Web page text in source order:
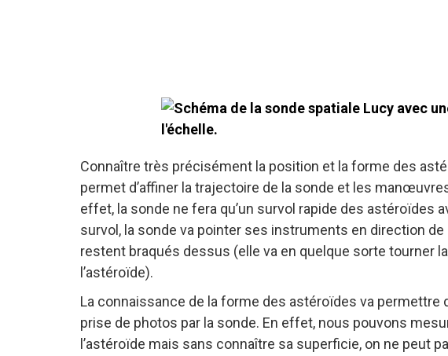
Connaître très précisément la position et la forme des
permet d’affiner la trajectoire de la sonde et les
effet, la sonde ne fera qu’un survol rapide des astéroïdes
survol, la sonde va pointer ses instruments en direction
restent braqués dessus (elle va en quelque sorte tourner
l’astéroïde).
La connaissance de la forme des astéroïdes va permettre
prise de photos par la sonde. En effet, nous pouvons
l’astéroïde mais sans connaître sa superficie, on ne peut